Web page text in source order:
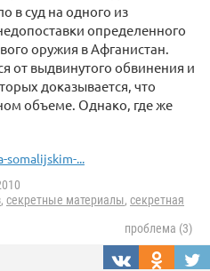
в суд на одного из
определенного
оружия в Афганистан.
от выдвинутого обвинения и
доказывается, что
объеме. Однако, где же
somalijskim-...
, секретные материалы, секретная
проблема (3)